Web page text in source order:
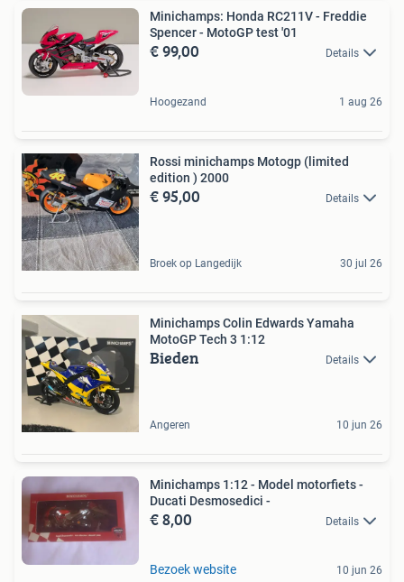
Minichamps: Honda RC211V - Freddie
Spencer - MotoGP test '01
€ 99,00 Details
Hoogezand 1 aug 26
Rossi minichamps Motogp (limited
edition ) 2000
€ 95,00 Details
Broek op Langedijk 30 jul 26
Minichamps Colin Edwards Yamaha
MotoGP Tech 3 1:12
Bieden Details
Angeren 10 jun 26
Minichamps 1:12 - Model motorfiets -
Ducati Desmosedici -
€ 8,00 Details
Bezoek website 10 jun 26